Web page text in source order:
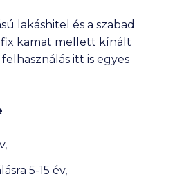
lakáshitel és a szabad
kamat mellett kínált
itt is egyes
5-15 év,